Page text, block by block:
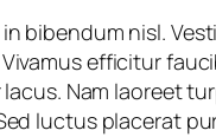
bibendum nisl.
efficitur
Nam laoreet
luctus placerat